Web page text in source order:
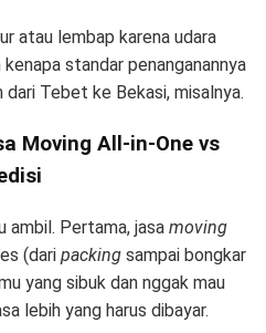
atau lembap karena udara
standar penanganannya
dari Tebet ke Bekasi, misalnya.
Moving All-in-One vs
ambil. Pertama, jasa moving
(dari packing sampai bongkar
yang sibuk dan nggak mau
lebih yang harus dibayar.